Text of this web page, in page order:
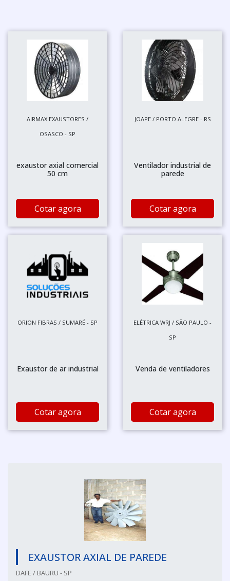
AIRMAX EXAUSTORES /
OSASCO - SP
exaustor axial comercial
50 cm
Cotar agora
JOAPE / PORTO ALEGRE - RS
Ventilador industrial de
parede
Cotar agora
ORION FIBRAS / SUMARÉ - SP
Exaustor de ar industrial
Cotar agora
ELÉTRICA WRJ / SÃO PAULO -
SP
Venda de ventiladores
Cotar agora
EXAUSTOR AXIAL DE PAREDE
DAFE / BAURU - SP